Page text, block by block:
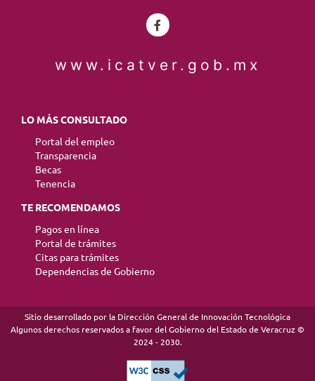
www.icatver.gob.mx
LO MÁS CONSULTADO
Portal del empleo
Transparencia
Becas
Tenencia
TE RECOMENDAMOS
Pagos en línea
Portal de trámites
Citas para trámites
Dependencias de Gobierno
Sitio desarrollado por la Dirección General de Innovación Tecnológica
Algunos derechos reservados a favor del Gobierno del Estado de Veracruz ©
2024 - 2030.